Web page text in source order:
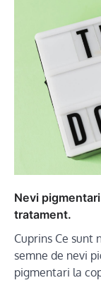
Nevi
tratament.
Cuprins Ce sunt
semne de nevi
pigmentari la